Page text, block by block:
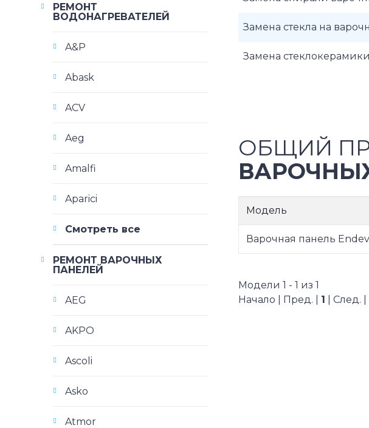
Замена стекла на
Замена
ОБЩИЙ
Модель
Варочная панель
Модели 1 - 1 из 1
Начало | Пред. | 1 | След.
РЕМОНТ
ВОДОНАГРЕВАТЕЛЕЙ
A&P
Abask
ACV
Aeg
Amalfi
Aparici
Смотреть все
РЕМОНТ ВАРОЧНЫХ
ПАНЕЛЕЙ
AEG
AKPO
Ascoli
Asko
Atmor